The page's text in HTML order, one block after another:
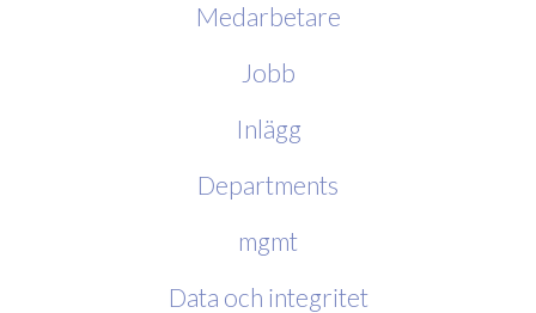
Medarbetare
Jobb
Inlägg
Departments
mgmt
Data och integritet